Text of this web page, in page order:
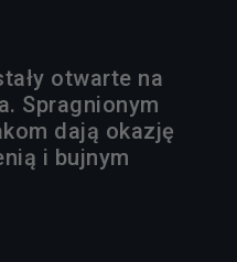
otwarte na
Spragnionym
dają okazję
i bujnym